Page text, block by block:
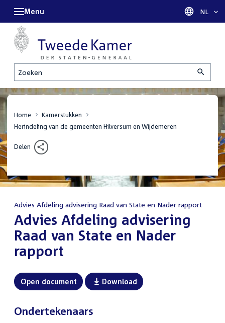
Zoeken
Menu Taal
NL
Home
Kamerstukken
Herindeling van de gemeenten Hilversum en Wijdemeren
Delen
Advies Afdeling advisering Raad van State en Nader rapport
Advies Afdeling advisering
Raad van State en Nader
rapport
Open document Download
Ondertekenaars